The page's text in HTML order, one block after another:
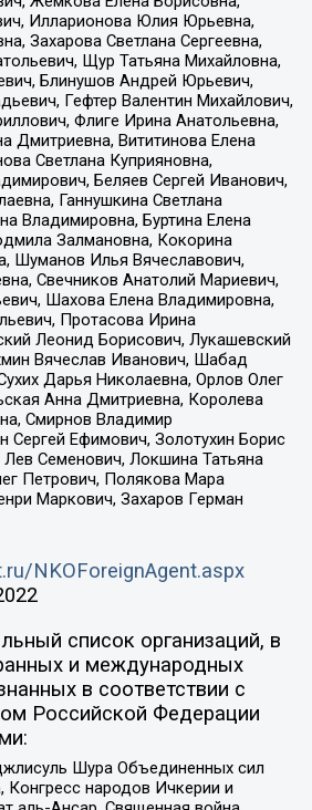
Илларионова Юлия Юрьевна,
Захарова Светлана Сергеевна,
Щур Татьяна Михайловна,
Блинушов Андрей Юрьевич,
Гефтер Валентин Михайлович,
Флиге Ирина Анатольевна,
Дмитриевна, Вититинова Елена
Светлана Куприяновна,
Беляев Сергей Иванович,
Ганнушкина Светлана
Владимировна, Буртина Елена
Залмановна, Кокорина
Шуманов Илья Вячеславович,
Свечников Анатолий Мариевич,
Шахова Елена Владимировна,
Протасова Ирина
Леонид Борисович, Лукашевский
Вячеслав Иванович, Шабад
Дарья Николаевна, Орлов Олег
Анна Дмитриевна, Королева
Смирнов Владимир
Сергей Ефимович, Золотухин Борис
Семенович, Локшина Татьяна
Петрович, Полякова Мара
Маркович, Захаров Герман
NKOForeignAgent.aspx
список организаций, в
и международных
в соответствии с
Российской Федерации
Шура Объединенных сил
народов Ичкерии и